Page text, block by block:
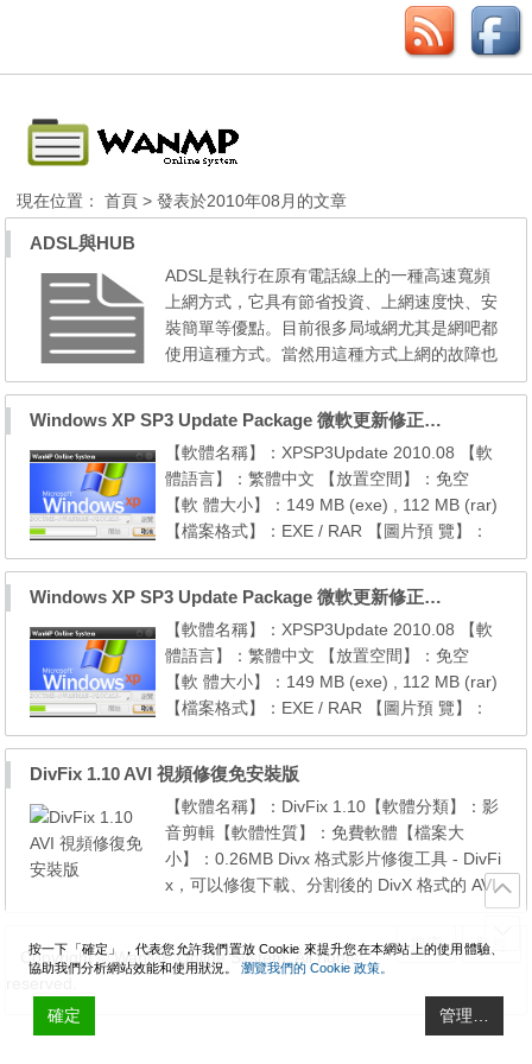
現在位置：首頁 > 發表於2010年08月的文章
ADSL與HUB
ADSL是執行在原有電話線上的一種高速寬頻
上網方式，它具有節省投資、上網速度快、安
裝簡單等優點。目前很多局域網尤其是網吧都
使用這種方式。當然用這種方式上網的故障也
比較多，下面就為大家談談ADSL故障的排解
方法與實例。 造成ADSL故障的因素
ADSL常見的硬體故障大多數是接頭鬆動、網
線斷、集線器損壞和電腦系統故障等方面的問
題。一般都可以通過觀察指示燈來幫助定位。
此外，電壓不正常、...
Windows XP SP3 Update Package 微軟更新修正包 (2010.08月份)
【軟體名稱】：XPSP3Update 2010.08 【軟
體語言】：繁體中文 【放置空間】：免空
【軟 體大小】：149 MB (exe) , 112 MB (rar)
【檔案格式】：EXE / RAR 【圖片預 覽】：
【安裝說明】： 1. 本修正檔包含 XP SP3 以
後至2010年08月份的 [ 119 ] 個微軟官方的更
新修正檔， 2. 本修正檔無反安裝功能，請先
考慮後再決定是否安裝， 3. 安裝前請先將所
有已開啟的程式完全關閉，以免更新失敗， 4.
本修正檔並無選...
Windows XP SP3 Update Package 微軟更新修正包 (2010.08月份)
【軟體名稱】：XPSP3Update 2010.08 【軟
體語言】：繁體中文 【放置空間】：免空
【軟 體大小】：149 MB (exe) , 112 MB (rar)
【檔案格式】：EXE / RAR 【圖片預 覽】：
【安裝說明】： 1. 本修正檔包含 XP SP3 以
後至2010年08月份的 [ 119 ] 個微軟官方的更
新修正檔， 2. 本修正檔無反安裝功能，請先
考慮後再決定是否安裝， 3. 安裝前請先將所
有已開啟的程式完全關閉，以免更新失敗， 4.
本修正檔並無選...
DivFix 1.10 AVI 視頻修復免安裝版
【軟體名稱】：DivFix 1.10【軟體分類】：影
音剪輯【軟體性質】：免費軟體【檔案大
小】：0.26MB Divx 格式影片修復工具 - DivFi
x，可以修復下載、分割後的 DivX 格式的 AVI
影片檔，它可以重建影片結尾的索引部分(Ind
查影音串流的重大錯誤。假設您下載了 DivX
以用這個工具來嘗試修復。 下載連結 :http://fil
搜索 登錄
Copyright © WanMP Online System. All rights
按一下「確定」，代表您允許我們置放 Cookie 來提升您在本網站上的使用體驗、
協助我們分析網站效能和使用狀況。 瀏覽我們的 Cookie 政策。
確定 管理…